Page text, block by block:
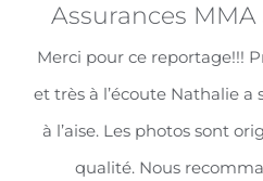
Assurances
Merci pour ce reportage!!!
et très à l’écoute Nathalie
à l’aise. Les photos sont
qualité. Nous